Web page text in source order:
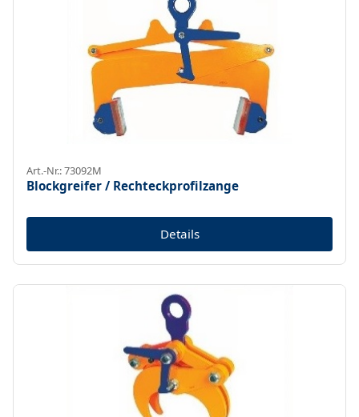
Art.-Nr.: 73092M
Blockgreifer / Rechteckprofilzange
Details